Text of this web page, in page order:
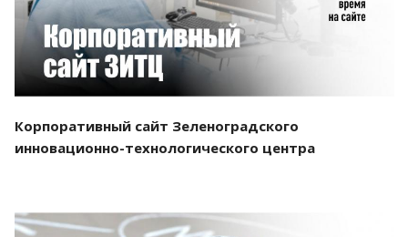
Корпоративный сайт Зеленоградского
инновационно-технологического центра